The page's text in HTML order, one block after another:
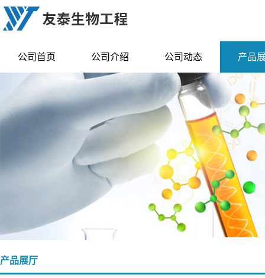
公司首页 公司介绍 公司动态 产品
产品展厅